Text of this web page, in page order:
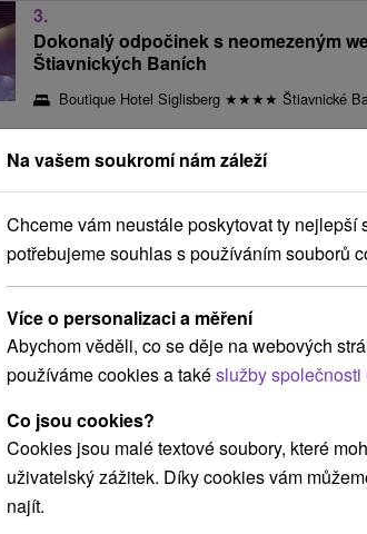
3.
Dokonalý odpočinek s neomezeným
Štiavnických Baních
Boutique Hotel Siglisberg ★★★★ Štiavnické
zpříjemní každý den vašeho odpočinku.
Zobrazit více
(6) Tále(1) Štiavnické Bane(1) Jasná(1)
- NEJPRODÁVANĚJŠÍ NEJLEVNĚJŠÍ
Na vašem soukromí nám záleží
Chceme vám neustále poskytovat ty
potřebujeme souhlas s používáním souborů
Více o personalizaci a měření
Abychom věděli, co se děje na webových
používáme cookies a takéslužby společnosti
Co jsou cookies?
Cookies jsou malé textové soubory, které
uživatelský zážitek. Díky cookies vám
najít.